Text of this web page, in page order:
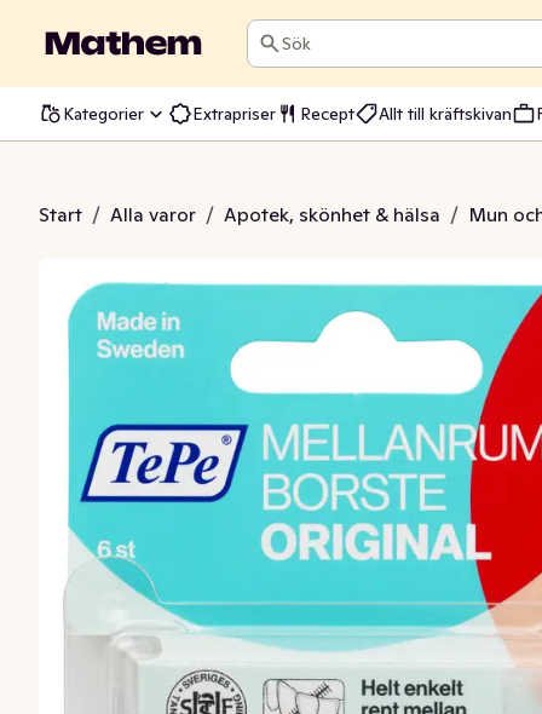
Sök
Kategorier Extrapriser Recept Allt till kräftskivan
Start / Alla varor / Apotek, skönhet & hälsa / Mun
Röd 0,5mm